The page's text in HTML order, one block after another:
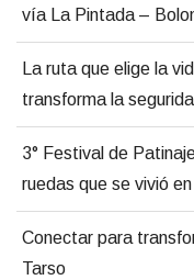
vía La Pintada –
La ruta que elige la
transforma la
3° Festival de
ruedas que se vivió
Conectar para
Tarso